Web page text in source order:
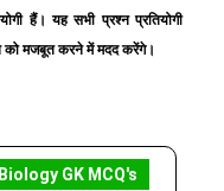
हैं। यह सभी प्रश्न प्रतियोगी
को मजबूत करने में मदद करेंगे।
Biology GK MCQ's